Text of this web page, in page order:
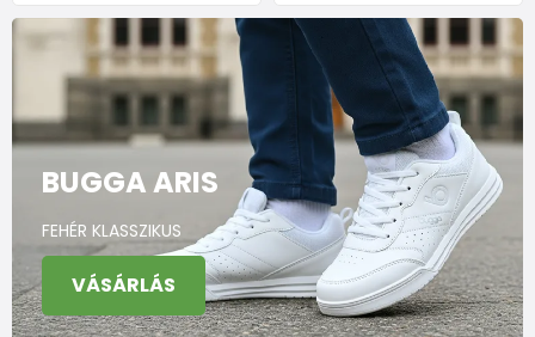
BUGGA ARIS
FEHÉR KLASSZIKUS
VÁSÁRLÁS